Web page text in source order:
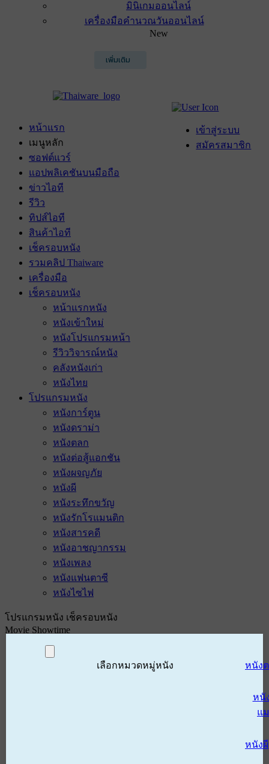
มินิเกมออนไลน์
เครื่องมือคำนวณวันออนไลน์
New
เพิ่มเติม
เข้าสู่ระบบ
สมัครสมาชิก
หน้าแรก
เมนูหลัก
ซอฟต์แวร์
แอปพลิเคชันบนมือถือ
ข่าวไอที
รีวิว
ทิปส์ไอที
สินค้าไอที
เช็ครอบหนัง
รวมคลิป Thaiware
เครื่องมือ
เช็ครอบหนัง
หน้าแรกหนัง
หนังเข้าใหม่
หนังโปรแกรมหน้า
รีวิววิจารณ์หนัง
คลังหนังเก่า
หนังไทย
โปรแกรมหนัง
หนังการ์ตูน
หนังดราม่า
หนังตลก
หนังต่อสู้แอกชัน
หนังผจญภัย
หนังผี
หนังระทึกขวัญ
หนังรักโรแมนติก
หนังสารคดี
หนังอาชญากรรม
หนังเพลง
หนังแฟนตาซี
หนังไซไฟ
โปรแกรมหนัง เช็ครอบหนัง
Movie Showtime
เลือกหมวดหมู่หนัง หนัง
หนั
แ
หนังผี